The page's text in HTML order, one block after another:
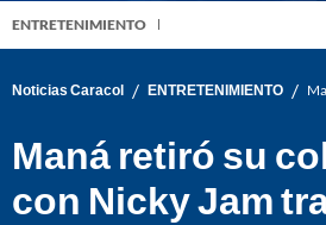
ENTRETENIMIENTO
Noticias Caracol / ENTRETENIMIENTO /
Maná retiró su
con Nicky Jam